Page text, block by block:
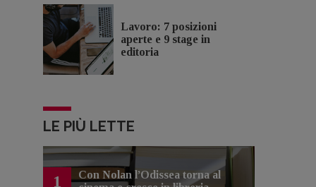
Lavoro: 7 posizioni
aperte e 9 stage in
editoria
LE PIÙ LETTE
1
Con Nolan l’Odissea torna al